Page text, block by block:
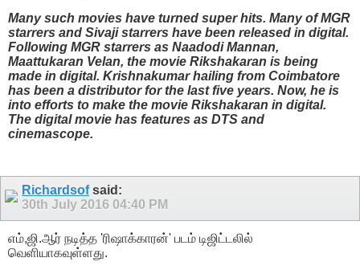
Many such movies have turned super hits. Many of MGR
starrers and Sivaji starrers have been released in digital.
Following MGR starrers as Naadodi Mannan,
Maattukaran Velan, the movie Rikshakaran is being
made in digital. Krishnakumar hailing from Coimbatore
has been a distributor for the last five years. Now, he is
into efforts to make the movie Rikshakaran in digital.
The digital movie has features as DTS and
cinemascope.
Richardsofsaid:
30th July 2016 04:40 PM
எம்,ஜி.ஆர் நடித்த 'ரிஷாக்காரன்' படம் டிஜிட்டலில்
வெளியாகவுள்ளது.